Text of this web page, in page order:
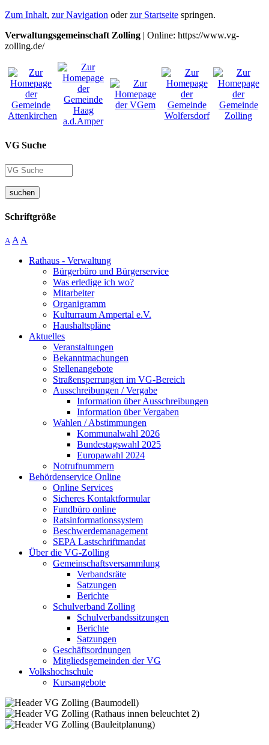
Zum Inhalt, zur Navigation oderzur Startseite springen.
Verwaltungsgemeinschaft Zolling | Online: https://www.vg-
zolling.de/
VG Suche
suchen
Schriftgröße
A A A
Rathaus - Verwaltung
Bürgerbüro und Bürgerservice
Was erledige ich wo?
Mitarbeiter
Organigramm
Kulturraum Ampertal e.V.
Haushaltspläne
Aktuelles
Veranstaltungen
Bekanntmachungen
Stellenangebote
Straßensperrungen im VG-Bereich
Ausschreibungen / Vergabe
Information über Ausschreibungen
Information über Vergaben
Wahlen / Abstimmungen
Kommunalwahl 2026
Bundestagswahl 2025
Europawahl 2024
Notrufnummern
Behördenservice Online
Online Services
Sicheres Kontaktformular
Fundbüro online
Ratsinformationssystem
Beschwerdemanagement
SEPA Lastschriftmandat
Über die VG-Zolling
Gemeinschaftsversammlung
Verbandsräte
Satzungen
Berichte
Schulverband Zolling
Schulverbandssitzungen
Berichte
Satzungen
Geschäftsordnungen
Mitgliedsgemeinden der VG
Volkshochschule
Kursangebote